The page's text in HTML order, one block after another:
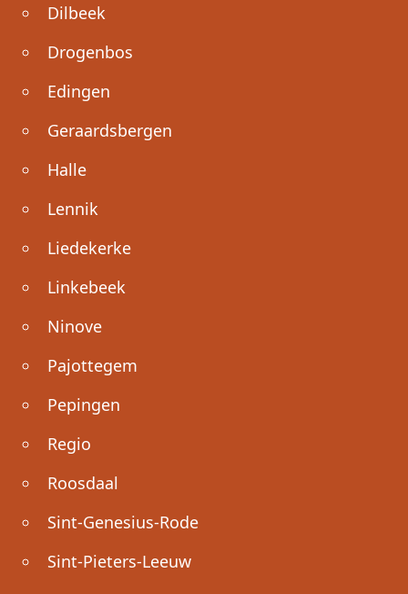
Dilbeek
Drogenbos
Edingen
Geraardsbergen
Halle
Lennik
Liedekerke
Linkebeek
Ninove
Pajottegem
Pepingen
Regio
Roosdaal
Sint-Genesius-Rode
Sint-Pieters-Leeuw